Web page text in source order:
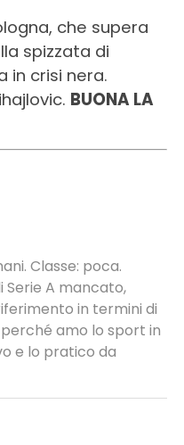
che supera
spizzata di
in crisi nera.
BUONA LA
Classe: poca.
Serie A mancato,
in termini di
amo lo sport in
e lo pratico da